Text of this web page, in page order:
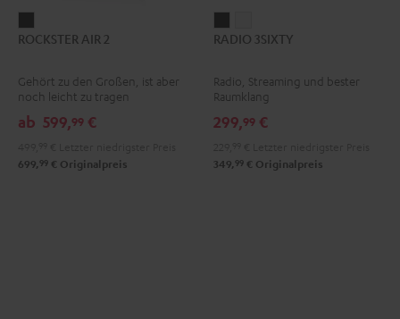
AIR
Schwarz
ROCKSTER AIR 2
Gehört zu den Großen, ist aber
noch leicht zu tragen
ab 599,99 €
699, 99 € Originalpreis
3SIXTY3SIXTY
RADIO 3SIXTY
Radio, Streaming und bester
Raumklang
299,99 €
349, 99 € Originalpreis